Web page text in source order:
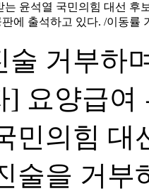
윤석열 국민의힘 대선 후
에 출석하고 있다. /이동률
술 거부하
] 요양급
민의힘 대
술을 거